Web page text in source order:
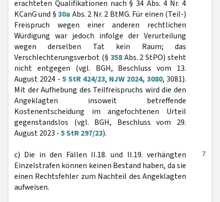
erachteten Qualifikationen nach § 34 Abs. 4 Nr. 4
KCanG und §30a Abs. 2 Nr. 2 BtMG. Für einen (Teil-)
Freispruch wegen einer anderen rechtlichen
Würdigung war jedoch infolge der Verurteilung
wegen derselben Tat kein Raum; das
Verschlechterungsverbot (§ 358Abs. 2 StPO) steht
nicht entgegen (vgl. BGH, Beschluss vom 13.
August 2024 - 5 StR 424/23, NJW 2024, 3080, 3081).
Mit der Aufhebung des Teilfreispruchs wird die den
Angeklagten insoweit betreffende
Kostenentscheidung im angefochtenen Urteil
gegenstandslos (vgl. BGH, Beschluss vom 29.
August 2023 -5 StR 297/23).
7
c) Die in den Fällen II.18. und II.19. verhängten
Einzelstrafen können keinen Bestand haben, da sie
einen Rechtsfehler zum Nachteil des Angeklagten
aufweisen.